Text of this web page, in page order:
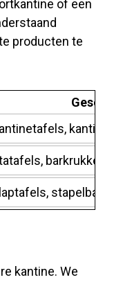
of een
producten te
barkrukken,
stapelbare
kantine. We